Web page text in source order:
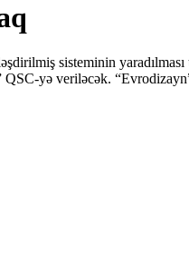
sisteminin yaradılması
yə veriləcək.